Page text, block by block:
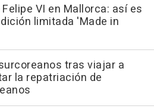
VI en Mallorca: así es
limitada 'Made in
tras viajar a
la repatriación de